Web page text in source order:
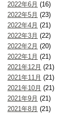
2022年6月 (16)
2022年5月 (23)
2022年4月 (21)
2022年3月 (22)
2022年2月 (20)
2022年1月 (21)
2021年12月 (21)
2021年11月 (21)
2021年10月 (21)
2021年9月 (21)
2021年8月 (21)